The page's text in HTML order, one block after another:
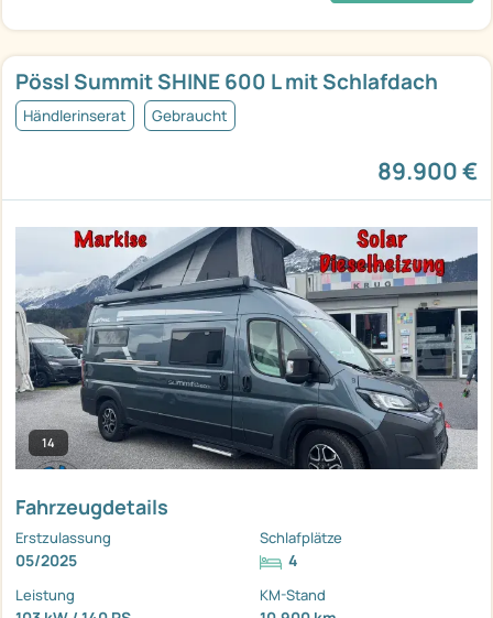
Pössl Summit SHINE 600 L mit Schlafdach
Händlerinserat Gebraucht
89.900 €
14
Fahrzeugdetails
Erstzulassung
05/2025
Schlafplätze
4
Leistung KM-Stand